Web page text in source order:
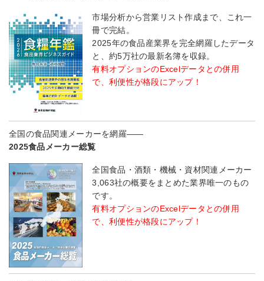
市場分析から営業リスト作成まで、これ一
冊で完結。
2025年の食品産業界を完全網羅したデータ
と、約5万社の最新名簿を収録。
有料オプションのExcelデータとの併用
で、利便性が格段にアップ！
全国の食品関連メーカーを網羅――
2025食品メーカー総覧
全国食品・酒類・機械・資材関連メーカー
3,063社の概要をまとめた業界唯一のもの
です。
有料オプションのExcelデータとの併用
で、利便性が格段にアップ！